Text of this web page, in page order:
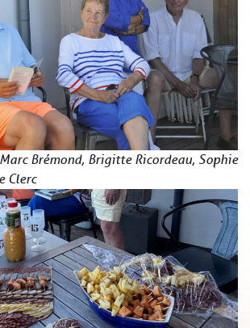
Brémond, Brigitte Ricordeau, Sophie
Clerc